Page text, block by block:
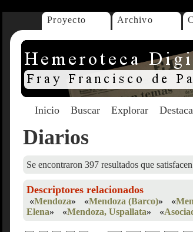
Proyecto Archivo
Inicio Buscar Explorar
Diarios
Se encontraron 397 resultados que
Descriptores relacionados
«Mendoza» «Mendoza (Barco)» «
Elena» «Mendoza, Uspallata» «